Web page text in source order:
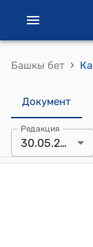
Башкы бет ›
Документ
Редакция
30.05.2023